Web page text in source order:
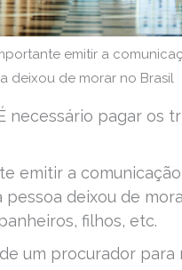
emitir a
deixou de morar no Brasil
necessário pagar os
emitir a
pessoa deixou de
filhos, etc.
um procurador